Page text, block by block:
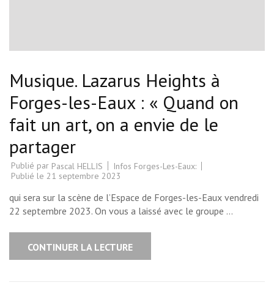
Musique. Lazarus Heights à
Forges-les-Eaux : « Quand on
fait un art, on a envie de le
partager
Publié par Pascal HELLIS
Infos Forges-Les-Eaux:
Publié le 21 septembre 2023
qui sera sur la scène de l’Espace de Forges-les-Eaux vendredi
22 septembre 2023. On vous a laissé avec le groupe …
CONTINUER LA LECTURE